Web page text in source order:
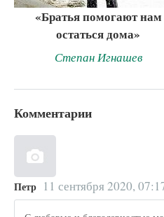
«Братья помогают нам
остаться дома»
Степан Игнашев
Комментарии
Петр 11 сентября 2020,